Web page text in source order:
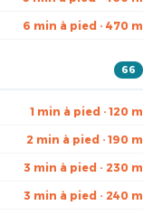
6 min à pied · 470 m
66
1 min à pied · 120 m
2 min à pied · 190 m
3 min à pied · 230 m
3 min à pied · 240 m